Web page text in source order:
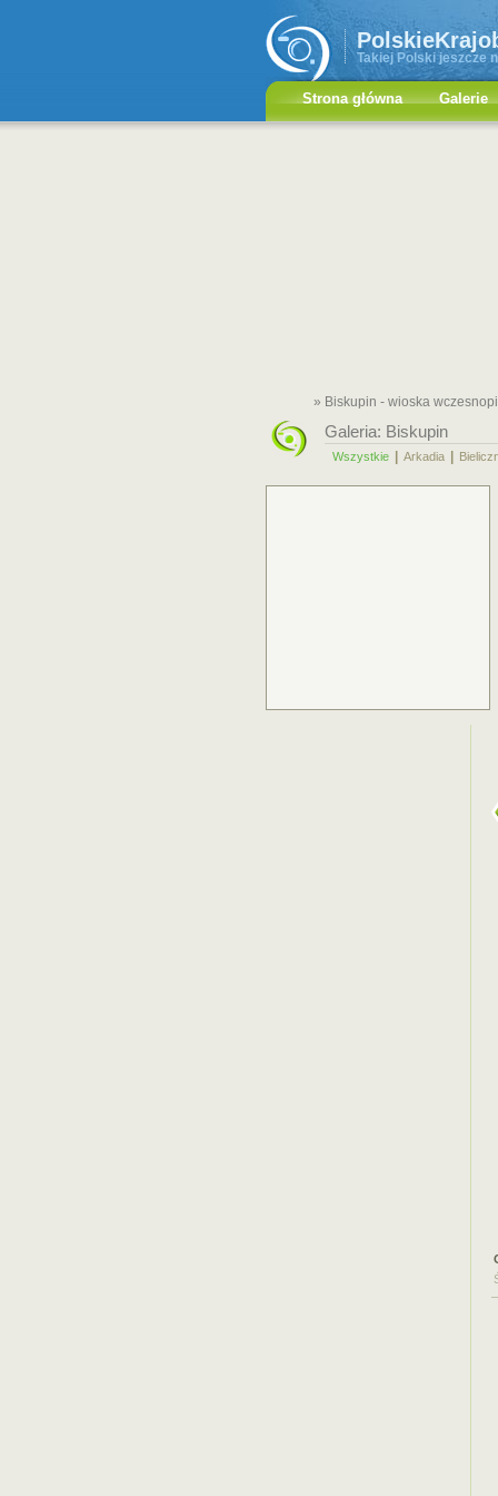
Takiej Polski jeszcze
Strona główna Galerie
» Biskupin - wioska
Galeria: Biskupin
Wszystkie Arkadia